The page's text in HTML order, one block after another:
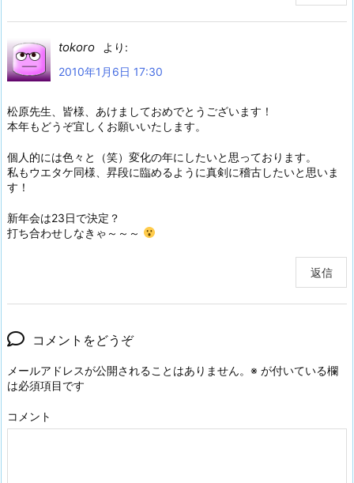
tokoro
より:
2010年1月6日 17:30
松原先生、皆様、あけましておめでとうございます！
本年もどうぞ宜しくお願いいたします。
個人的には色々と（笑）変化の年にしたいと思っております。
私もウエタケ同様、昇段に臨めるように真剣に稽古したいと思いま
す！
新年会は23日で決定？
打ち合わせしなきゃ～～～
返信
コメントをどうぞ
メールアドレスが公開されることはありません。 ※ が付いている欄
は必須項目です
コメント